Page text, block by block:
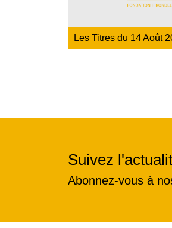
Les Titres du 14 Août
Suivez
Abonnez-vous à